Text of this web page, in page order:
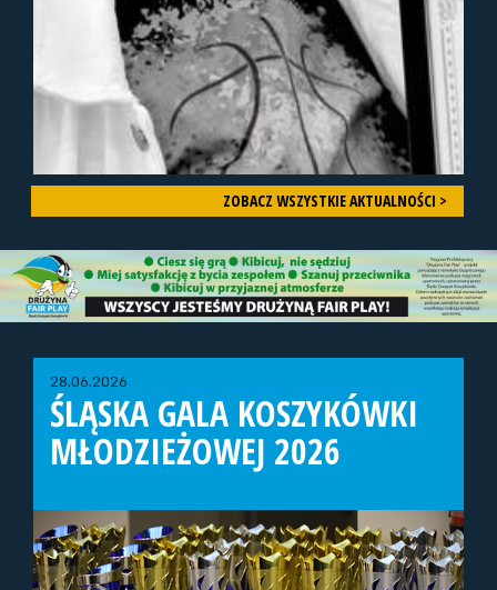
ZOBACZ WSZYSTKIE AKTUALNOŚCI >
28.06.2026
ŚLĄSKA GALA KOSZYKÓWKI
MŁODZIEŻOWEJ 2026